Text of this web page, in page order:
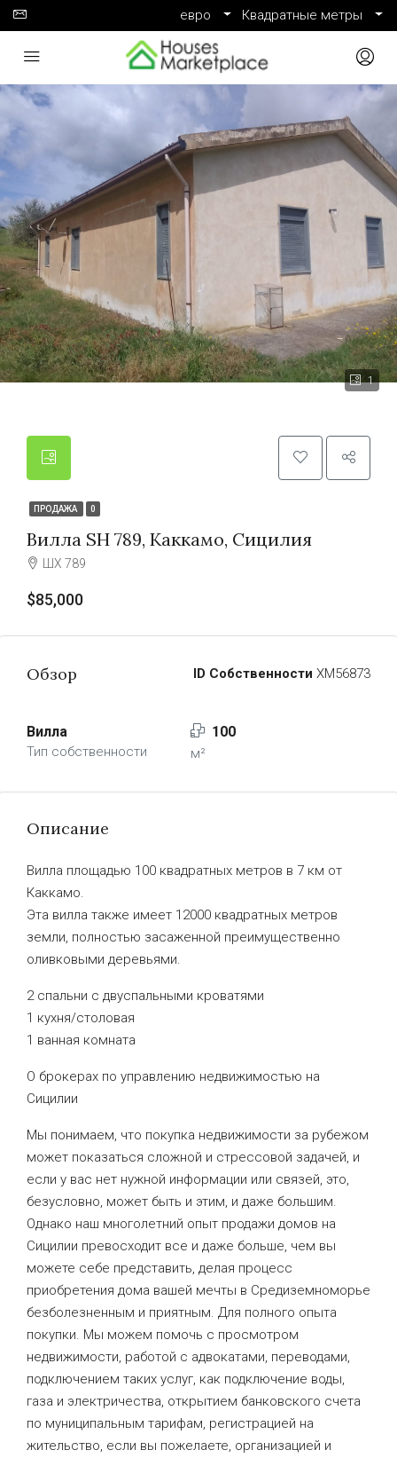
евро Квадратные метры
1
ПРОДАЖА 0
Вилла SH 789, Каккамо, Сицилия
ШХ 789
$85,000
Обзор ID Собственности ХМ56873
Вилла
Тип собственности
100
м²
Описание
Вилла площадью 100 квадратных метров в 7 км от
Каккамо.
Эта вилла также имеет 12000 квадратных метров
земли, полностью засаженной преимущественно
оливковыми деревьями.
2 спальни с двуспальными кроватями
1 кухня/столовая
1 ванная комната
О брокерах по управлению недвижимостью на
Сицилии
Мы понимаем, что покупка недвижимости за рубежом
может показаться сложной и стрессовой задачей, и
если у вас нет нужной информации или связей, это,
безусловно, может быть и этим, и даже большим.
Однако наш многолетний опыт продажи домов на
Сицилии превосходит все и даже больше, чем вы
можете себе представить, делая процесс
приобретения дома вашей мечты в Средиземноморье
безболезненным и приятным. Для полного опыта
покупки. Мы можем помочь с просмотром
недвижимости, работой с адвокатами, переводами,
подключением таких услуг, как подключение воды,
газа и электричества, открытием банковского счета
по муниципальным тарифам, регистрацией на
жительство, если вы пожелаете, организацией и